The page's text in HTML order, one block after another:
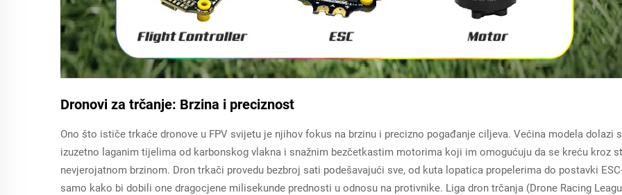
Dronovi za trčanje: Brzina i preciznost
Ono što ističe trkaće dronove u FPV svijetu je njihov fokus na brzinu i precizno pogađanje ciljeva. Većina modela dolazi s
izuzetno laganim tijelima od karbonskog vlakna i snažnim bezčetkastim motorima koji im omogućuju da se kreću kroz
nevjerojatnom brzinom. Dron trkači provedu bezbroj sati podešavajući sve, od kuta lopatica propelerima do postavki
samo kako bi dobili one dragocjene milisekunde prednosti u odnosu na protivnike. Liga dron trčanja (Drone Racing